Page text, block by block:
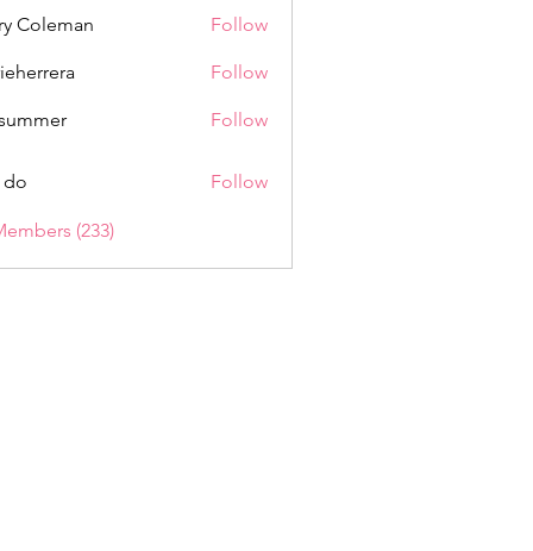
Coleman Follow
Follow
Follow
do Follow
(233)